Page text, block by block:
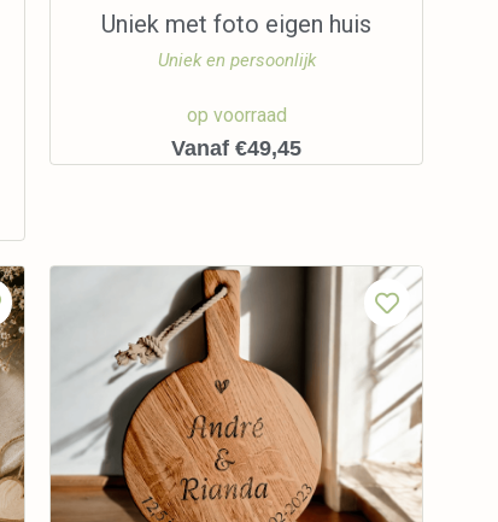
Uniek met foto eigen huis
Uniek en persoonlijk
op voorraad
Vanaf €49,45